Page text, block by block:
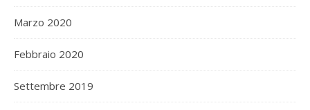
Marzo 2020
Febbraio 2020
Settembre 2019